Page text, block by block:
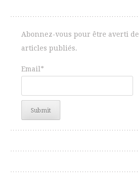
Abonnez-vous pour être averti
articles publiés.
Email*